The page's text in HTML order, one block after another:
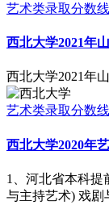
艺术类录取分数线
西北大学2021年
西北大学2021年
艺术类录取分数线
西北大学2020年
1、河北省本科
与主持艺术) 戏剧